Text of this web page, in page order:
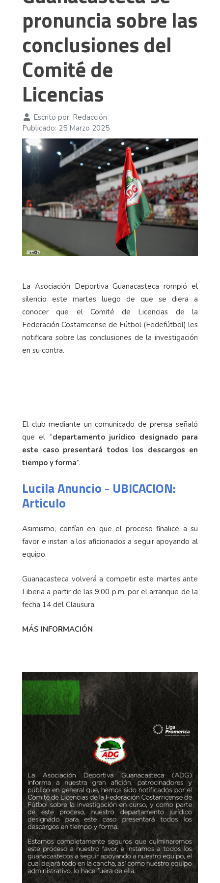
pronuncia sobre las
conclusiones del
Comité de
Licencias
Escrito por: Redacción
Publicado: 25 Marzo 2025
La Asociación Deportiva Guanacasteca rompió el
silencio este martes luego de que se diera a
conocer que el Comité de Licencias de la
Federación Costarricense de Fútbol (Fedefútbol) les
notificara sobre las conclusiones de la investigación
en su contra.
El club mediante un comunicado de prensa señaló
que el “departamento jurídico designado para
este caso presentará todos los descargos en
tiempo y forma”.
Lucila Anuncio - UBICACION:
Articulo
Asimismo, confían en que el proceso finalice a su
favor e instan a los aficionados a seguir apoyando al
equipo.
Guanacasteca volverá a competir este martes ante
Liberia a partir de las 9:00 p.m. por el arranque de la
fecha 14 del Clausura.
MÁS INFORMACIÓN